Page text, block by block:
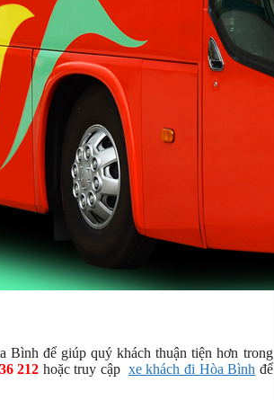
Bình để giúp quý khách thuận tiện hơn trong
212 hoặc truy cập xe khách đi Hòa Bình để